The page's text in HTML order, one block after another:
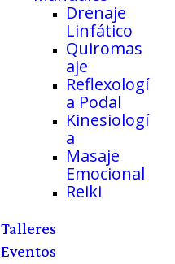
Drenaje
Linfático
Quiromas
aje
Reflexologí
a Podal
Kinesiologí
a
Masaje
Emocional
Reiki
Talleres
Eventos